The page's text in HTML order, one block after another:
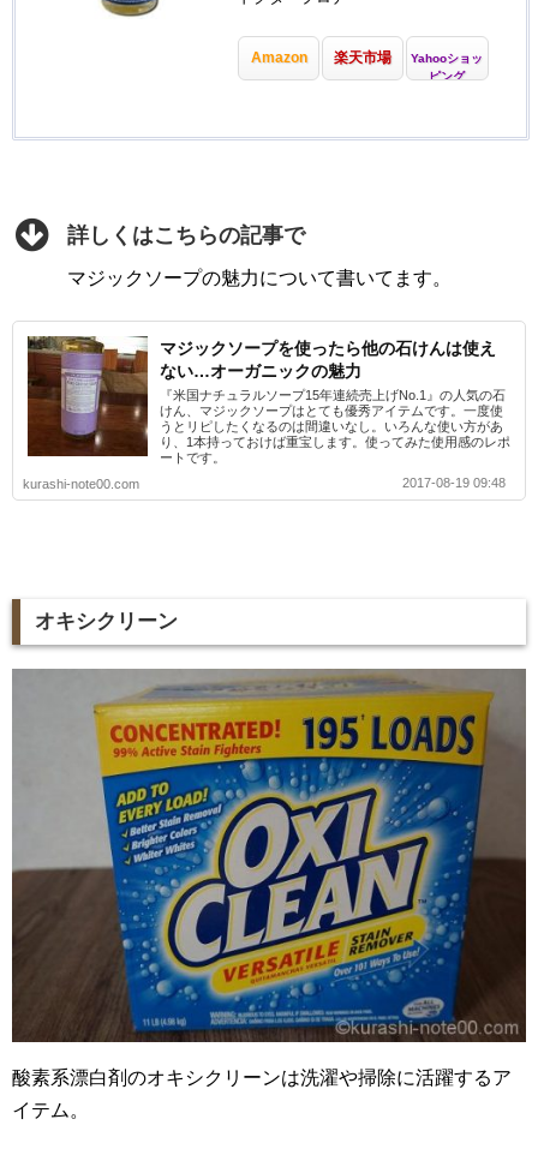
Amazon 楽天市場
Yahooショッ
ピング
詳しくはこちらの記事で
マジックソープの魅力について書いてます。
マジックソープを使ったら他の石けんは使え
ない…オーガニックの魅力
『米国ナチュラルソープ15年連続売上げNo.1』の人気の石
けん、マジックソープはとても優秀アイテムです。一度使
うとリピしたくなるのは間違いなし。いろんな使い方があ
り、1本持っておけば重宝します。使ってみた使用感のレポ
ートです。
kurashi-note00.com
2017-08-19 09:48
オキシクリーン
酸素系漂白剤のオキシクリーンは洗濯や掃除に活躍するア
イテム。